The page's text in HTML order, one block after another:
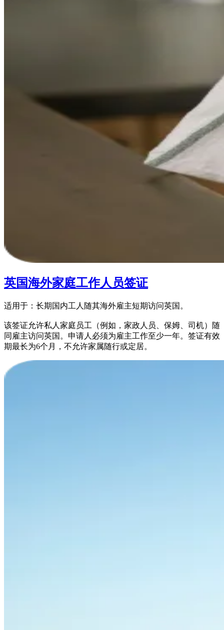
英国海外家庭工作人员签证
适用于：长期国内工人随其海外雇主短期访问英国。
该签证允许私人家庭员工（例如，家政人员、保姆、司机）随
同雇主访问英国。申请人必须为雇主工作至少一年。签证有效
期最长为6个月，不允许家属随行或定居。